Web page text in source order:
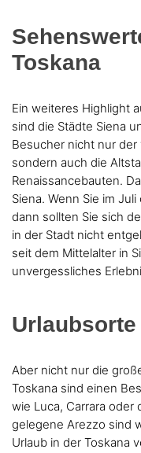
Toskana
Ein weiteres Highlight
sind die Städte Siena
Besucher nicht nur
sondern auch die
Renaissancebauten.
Siena. Wenn Sie im
dann sollten Sie sich
in der Stadt nicht
seit dem Mittelalter in
unvergessliches
Aber nicht nur die
Toskana sind einen
wie Luca, Carrara oder
gelegene Arezzo sind
Urlaub in der Toskana